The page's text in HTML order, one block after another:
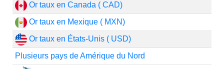
Or taux en Canada ( CAD)
Or taux en Mexique ( MXN)
Or taux en États-Unis ( USD)
Plusieurs pays de Amérique du Nord